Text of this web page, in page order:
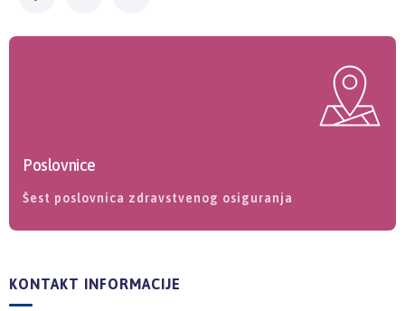
Poslovnice
Šest poslovnica zdravstvenog osiguranja
KONTAKT INFORMACIJE